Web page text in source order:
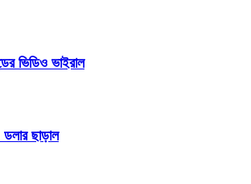
ভিডিও ভাইরাল
ছাড়াল